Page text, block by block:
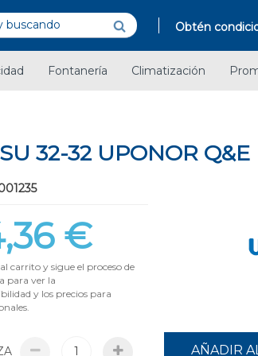
Obtén
Fontanería Climatización
32-32 UPONOR Q&E
€
carrito y sigue el proceso de
para ver la
y los precios para
AÑADIR